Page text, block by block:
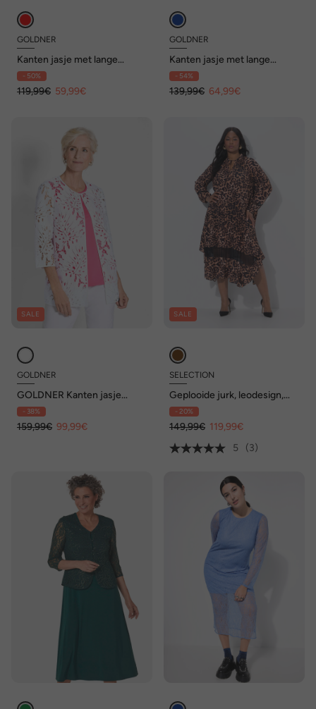
GOLDNER
Kanten jasje met lange
mouwen van jersey
- 50%
119,99€ 59,99€
GOLDNER
Kanten jasje met lange
mouwen van jersey
- 54%
139,99€ 64,99€
SALE
GOLDNER
GOLDNER Kanten jasje
Kanten jasje
- 38%
159,99€ 99,99€
SALE
SELECTION
Geplooide jurk, leodesign,
tuniekhals, lange mouw
- 20%
149,99€ 119,99€
5
(3)